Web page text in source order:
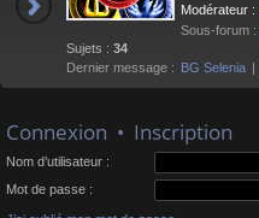
Modérateur :
Sous-forum :
Sujets : 34
Dernier message : BG Selenia
Connexion • Inscription
Nom d’utilisateur :
Mot de passe :